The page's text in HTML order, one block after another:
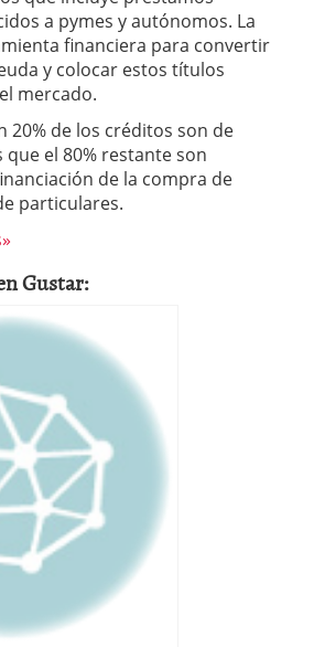
a pymes y autónomos. La
financiera para convertir
y colocar estos títulos
mercado.
20% de los créditos son de
el 80% restante son
de la compra de
particulares.
Gustar: